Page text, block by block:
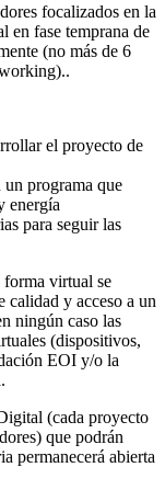
focalizados en la
en fase temprana de
(no más de 6
el proyecto de
programa que
energía
para seguir las
forma virtual se
calidad y acceso a un
ningún caso las
(dispositivos,
EOI y/o la
(cada proyecto
que podrán
permanecerá abierta